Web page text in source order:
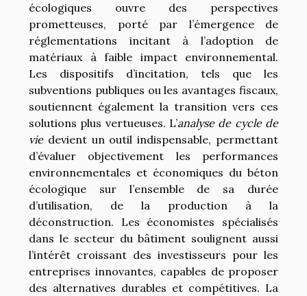
écologiques ouvre des perspectives
prometteuses, porté par l’émergence de
réglementations incitant à l’adoption de
matériaux à faible impact environnemental.
Les dispositifs d’incitation, tels que les
subventions publiques ou les avantages fiscaux,
soutiennent également la transition vers ces
solutions plus vertueuses. L’analyse de cycle de
viedevient un outil indispensable, permettant
d’évaluer objectivement les performances
environnementales et économiques du béton
écologique sur l’ensemble de sa durée
d’utilisation, de la production à la
déconstruction. Les économistes spécialisés
dans le secteur du bâtiment soulignent aussi
l’intérêt croissant des investisseurs pour les
entreprises innovantes, capables de proposer
des alternatives durables et compétitives. La